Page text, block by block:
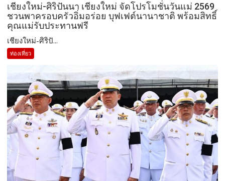
เชียงใหม่-ศิริปันนา เชียงใหม่ จัดโปรโมชั่นวันแม่ 2569
ชวนพาครอบครัวอิ่มอร่อย บุฟเฟต์นานาชาติ พร้อมสิทธิ์
คุณแม่รับประทานฟรี
เชียงใหม่-ศิริปั...
ท่องเที่ยว